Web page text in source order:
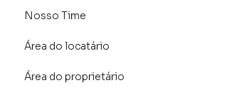
Nosso Time
Área do locatário
Área do proprietário